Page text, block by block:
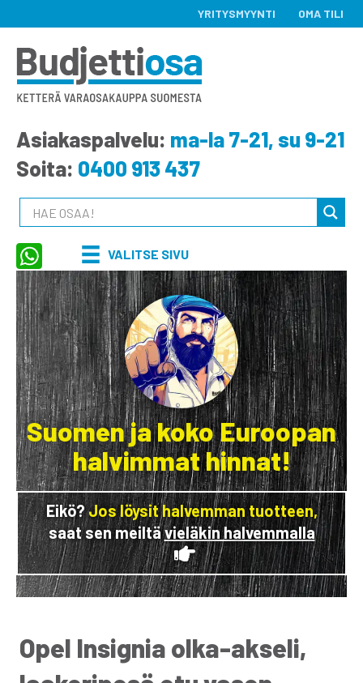
YRITYSMYYNTI OMA TILI
Asiakaspalvelu: ma-la 7-21, su 9-21
Soita: 0400 913 437
VALITSE SIVU
Suomen ja koko Euroopan
halvimmat hinnat!
Eikö?Jos löysit halvemman tuotteen,
saat sen meiltävieläkin halvemmalla
Opel Insignia olka-akseli,